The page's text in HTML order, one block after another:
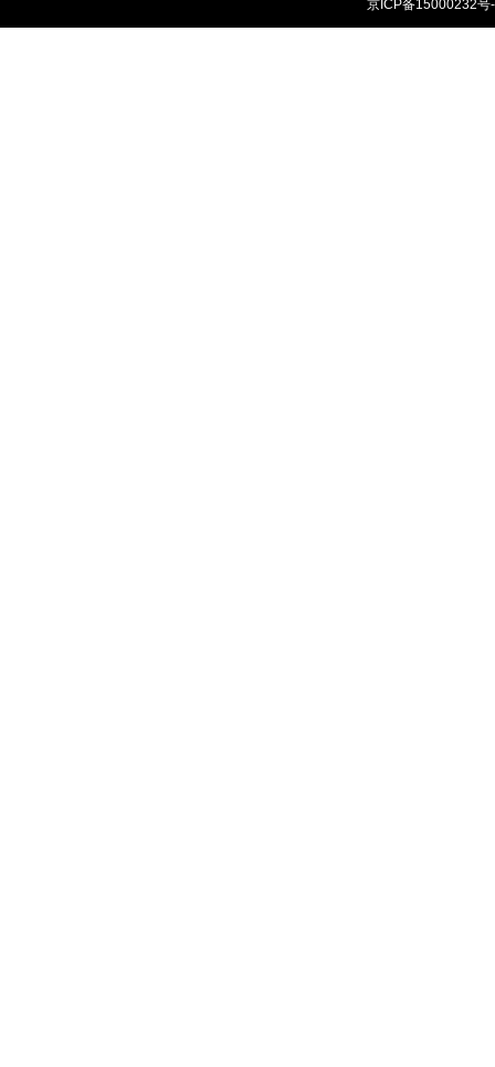
京ICP备15000232号